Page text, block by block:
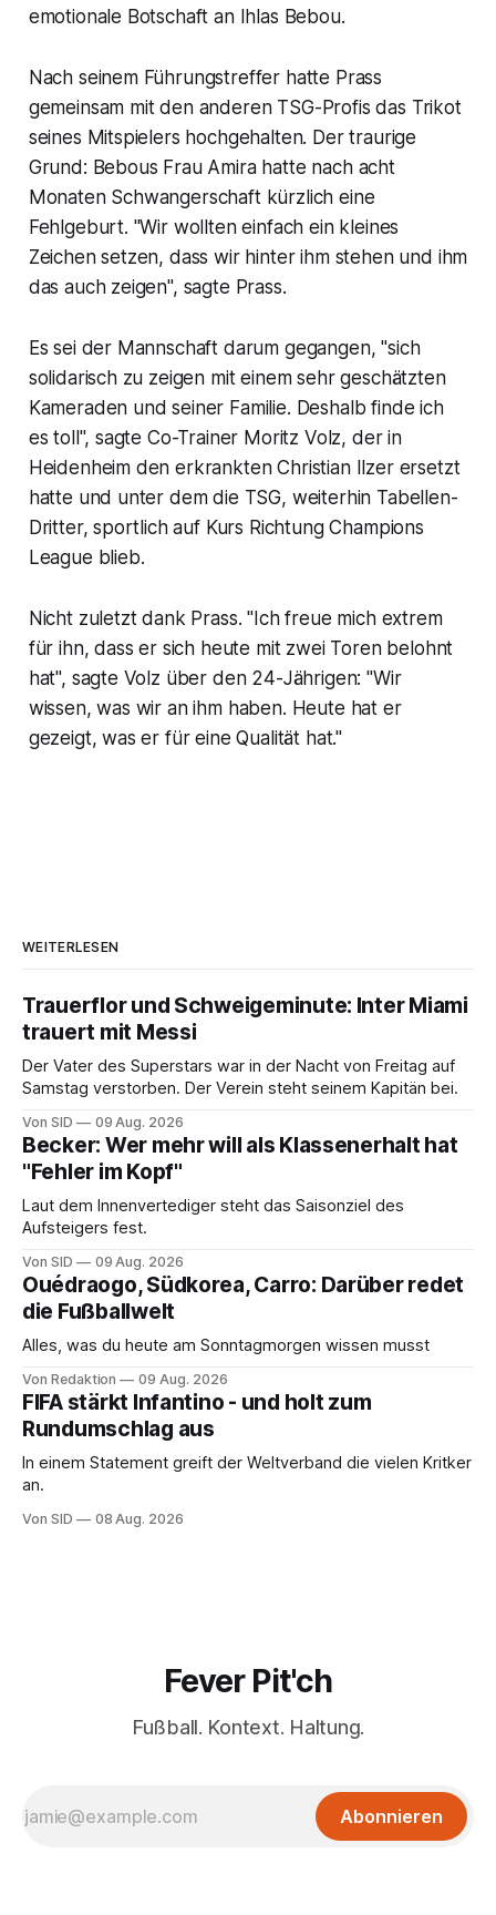
emotionale Botschaft an Ihlas Bebou.
Nach seinem Führungstreffer hatte Prass
gemeinsam mit den anderen TSG-Profis das Trikot
seines Mitspielers hochgehalten. Der traurige
Grund: Bebous Frau Amira hatte nach acht
Monaten Schwangerschaft kürzlich eine
Fehlgeburt. "Wir wollten einfach ein kleines
Zeichen setzen, dass wir hinter ihm stehen und ihm
das auch zeigen", sagte Prass.
Es sei der Mannschaft darum gegangen, "sich
solidarisch zu zeigen mit einem sehr geschätzten
Kameraden und seiner Familie. Deshalb finde ich
es toll", sagte Co-Trainer Moritz Volz, der in
Heidenheim den erkrankten Christian Ilzer ersetzt
hatte und unter dem die TSG, weiterhin Tabellen-
Dritter, sportlich auf Kurs Richtung Champions
League blieb.
Nicht zuletzt dank Prass. "Ich freue mich extrem
für ihn, dass er sich heute mit zwei Toren belohnt
hat", sagte Volz über den 24-Jährigen: "Wir
wissen, was wir an ihm haben. Heute hat er
gezeigt, was er für eine Qualität hat."
WEITERLESEN
Trauerflor und Schweigeminute: Inter Miami
trauert mit Messi
Der Vater des Superstars war in der Nacht von Freitag auf
Samstag verstorben. Der Verein steht seinem Kapitän bei.
Von SID 09 Aug. 2026
Becker: Wer mehr will als Klassenerhalt hat
"Fehler im Kopf"
Laut dem Innenvertediger steht das Saisonziel des
Aufsteigers fest.
Von SID 09 Aug. 2026
Ouédraogo, Südkorea, Carro: Darüber redet
die Fußballwelt
Alles, was du heute am Sonntagmorgen wissen musst
Von Redaktion 09 Aug. 2026
FIFA stärkt Infantino - und holt zum
Rundumschlag aus
In einem Statement greift der Weltverband die vielen Kritker
an.
Von SID 08 Aug. 2026
Fever Pit'ch
Fußball. Kontext. Haltung.
Abonnieren